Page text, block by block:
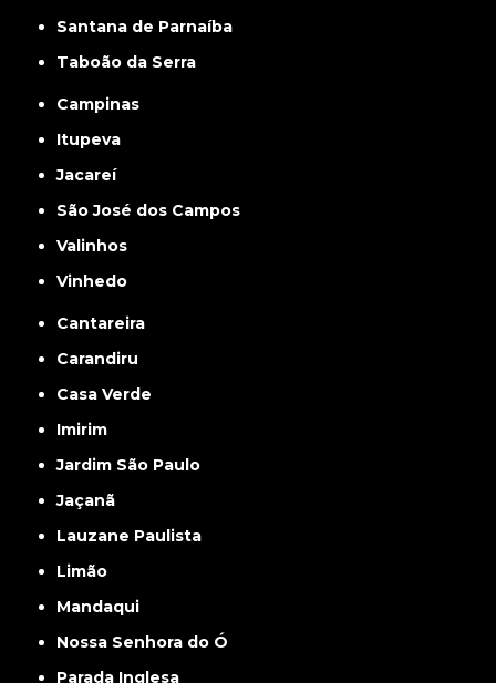
Santana de Parnaíba
Taboão da Serra
Campinas
Itupeva
Jacareí
São José dos Campos
Valinhos
Vinhedo
Cantareira
Carandiru
Casa Verde
Imirim
Jardim São Paulo
Jaçanã
Lauzane Paulista
Limão
Mandaqui
Nossa Senhora do Ó
Parada Inglesa